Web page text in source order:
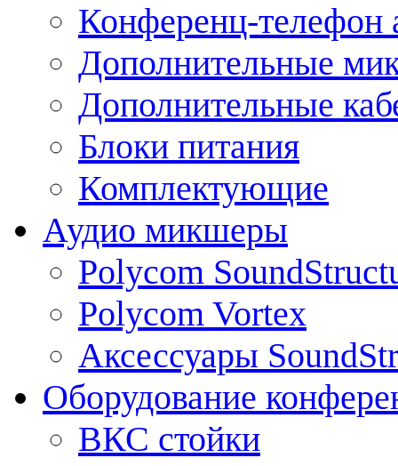
Конференц-телефон
Дополнительные
Дополнительные
Блоки питания
Комплектующие
Аудио микшеры
Polycom
Polycom Vortex
Аксессуары
Оборудование
ВКС стойки